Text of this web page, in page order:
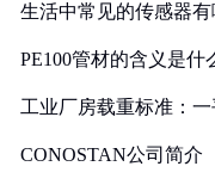
生活中常见的传感器
PE100管材的含义是什
工业厂房载重标准：
CONOSTAN公司简介